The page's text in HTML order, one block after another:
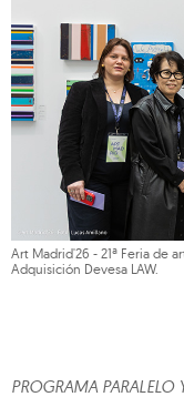
Art Madrid'26 - 21ª Feria de
Adquisición Devesa LAW.
PROGRAMA PARALELO